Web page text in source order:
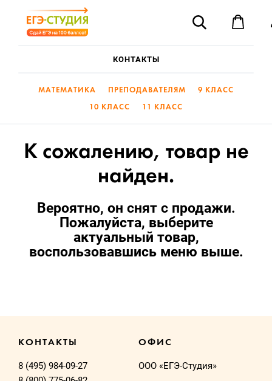
«ЕГЭ-
Студия»
—
выше
КОНТАКТЫ
Поиск
МАТЕМАТИКА ПРЕПОДАВАТЕЛЯМ 9 КЛАСС
10 КЛАСС 11 КЛАСС
К сожалению, товар не
найден.
Вероятно, он снят с продажи.
Пожалуйста, выберите
актуальный товар,
воспользовавшись меню выше.
КОНТАКТЫ
8 (495) 984-09-27
ОФИС
ООО «ЕГЭ-Студия»